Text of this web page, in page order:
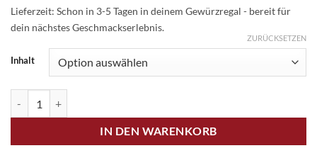
Lieferzeit: Schon in 3-5 Tagen in deinem Gewürzregal - bereit für
dein nächstes Geschmackserlebnis.
Inhalt
ZURÜCKSETZEN
IN DEN WARENKORB